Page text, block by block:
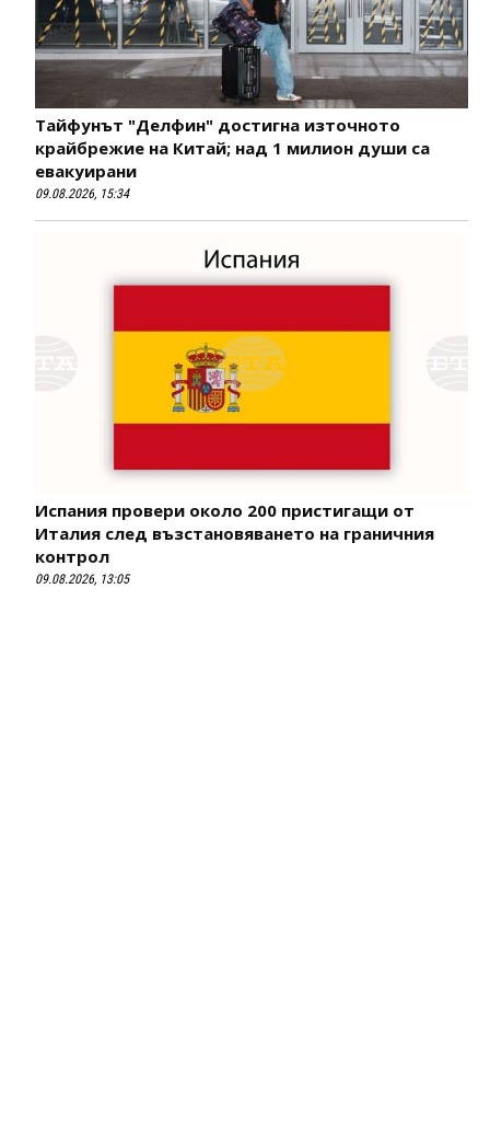
Тайфунът "Делфин" достигна източното
крайбрежие на Китай; над 1 милион души са
евакуирани
09.08.2026, 15:34
Испания провери около 200 пристигащи от
Италия след възстановяването на граничния
контрол
09.08.2026, 13:05